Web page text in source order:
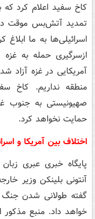
کاخ سفید اعلام کرد
تمدید آتش‌بس موقت در
اسرائیلی‌ها به ما
آمریکایی در غزه آزاد
منطقه نداریم. کاخ
صهیونیستی به جنوب
حمایت نخواهد کرد.
اختلاف بین آمریکا و
پایگاه خبری عبری
آنتونی بلینکن وزیر
گفته طولانی شدن جنگ
خواهد داد. منبع مذکور